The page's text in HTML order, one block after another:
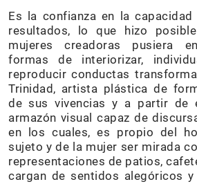
Es la confianza en la
resultados, lo que hizo
mujeres creadoras pusiera
formas de interiorizar,
reproducir conductas
Trinidad, artista plástica de
de sus vivencias y a partir de
armazón visual capaz de
en los cuales, es propio del
sujeto y de la mujer ser mirada
representaciones de patios,
cargan de sentidos alegóricos y